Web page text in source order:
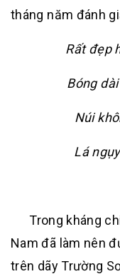
tháng năm đánh
Rất đẹp
Bóng
Núi
Lá
Trong kháng
Nam đã làm nên
trên dãy Trường